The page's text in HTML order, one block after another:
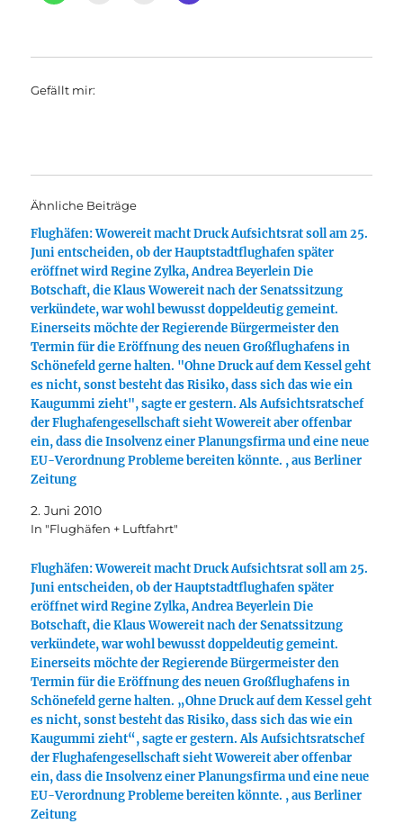
Gefällt mir:
Ähnliche Beiträge
Flughäfen: Wowereit macht Druck Aufsichtsrat soll am 25.
Juni entscheiden, ob der Hauptstadtflughafen später
eröffnet wird Regine Zylka, Andrea Beyerlein Die
Botschaft, die Klaus Wowereit nach der Senatssitzung
verkündete, war wohl bewusst doppeldeutig gemeint.
Einerseits möchte der Regierende Bürgermeister den
Termin für die Eröffnung des neuen Großflughafens in
Schönefeld gerne halten. "Ohne Druck auf dem Kessel geht
es nicht, sonst besteht das Risiko, dass sich das wie ein
Kaugummi zieht", sagte er gestern. Als Aufsichtsratschef
der Flughafengesellschaft sieht Wowereit aber offenbar
ein, dass die Insolvenz einer Planungsfirma und eine neue
EU-Verordnung Probleme bereiten könnte. , aus Berliner
Zeitung
2. Juni 2010
In "Flughäfen + Luftfahrt"
Flughäfen: Wowereit macht Druck Aufsichtsrat soll am 25.
Juni entscheiden, ob der Hauptstadtflughafen später
eröffnet wird Regine Zylka, Andrea Beyerlein Die
Botschaft, die Klaus Wowereit nach der Senatssitzung
verkündete, war wohl bewusst doppeldeutig gemeint.
Einerseits möchte der Regierende Bürgermeister den
Termin für die Eröffnung des neuen Großflughafens in
Schönefeld gerne halten. „Ohne Druck auf dem Kessel geht
es nicht, sonst besteht das Risiko, dass sich das wie ein
Kaugummi zieht“, sagte er gestern. Als Aufsichtsratschef
der Flughafengesellschaft sieht Wowereit aber offenbar
ein, dass die Insolvenz einer Planungsfirma und eine neue
EU-Verordnung Probleme bereiten könnte. , aus Berliner
Zeitung